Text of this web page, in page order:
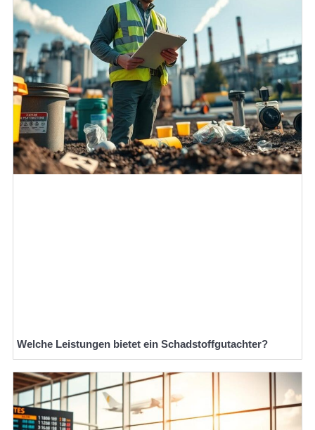
Welche Leistungen bietet ein Schadstoffgutachter?